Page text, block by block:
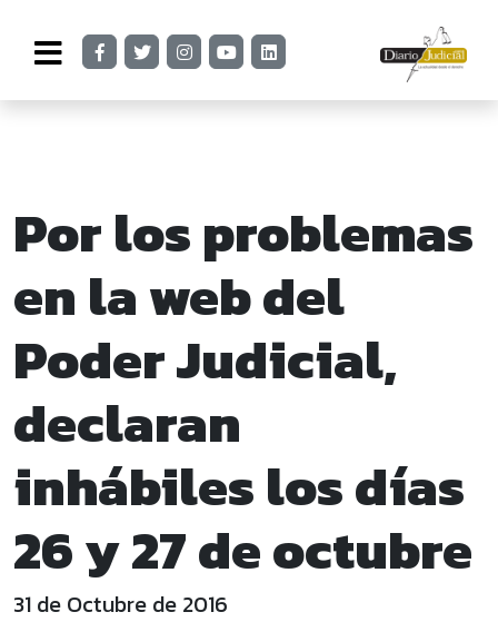
Por los problemas
en la web del
Poder Judicial,
declaran
inhábiles los días
26 y 27 de octubre
31 de Octubre de 2016